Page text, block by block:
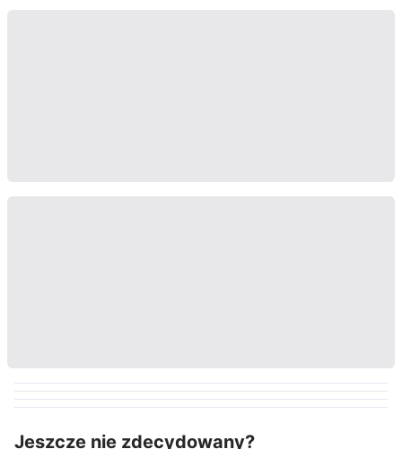
Jeszcze nie zdecydowany?